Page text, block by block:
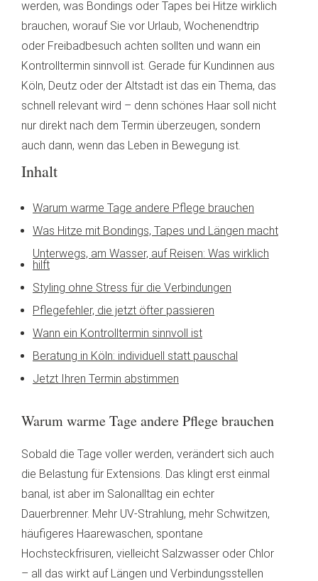
werden, was Bondings oder Tapes bei Hitze wirklich
brauchen, worauf Sie vor Urlaub, Wochenendtrip
oder Freibadbesuch achten sollten und wann ein
Kontrolltermin sinnvoll ist. Gerade für Kundinnen aus
Köln, Deutz oder der Altstadt ist das ein Thema, das
schnell relevant wird – denn schönes Haar soll nicht
nur direkt nach dem Termin überzeugen, sondern
auch dann, wenn das Leben in Bewegung ist.
Inhalt
Warum warme Tage andere Pflege brauchen
Was Hitze mit Bondings, Tapes und Längen macht
Unterwegs, am Wasser, auf Reisen: Was wirklich
hilft
Styling ohne Stress für die Verbindungen
Pflegefehler, die jetzt öfter passieren
Wann ein Kontrolltermin sinnvoll ist
Beratung in Köln: individuell statt pauschal
Jetzt Ihren Termin abstimmen
Warum warme Tage andere Pflege brauchen
Sobald die Tage voller werden, verändert sich auch
die Belastung für Extensions. Das klingt erst einmal
banal, ist aber im Salonalltag ein echter
Dauerbrenner. Mehr UV-Strahlung, mehr Schwitzen,
häufigeres Haarewaschen, spontane
Hochsteckfrisuren, vielleicht Salzwasser oder Chlor
– all das wirkt auf Längen und Verbindungsstellen